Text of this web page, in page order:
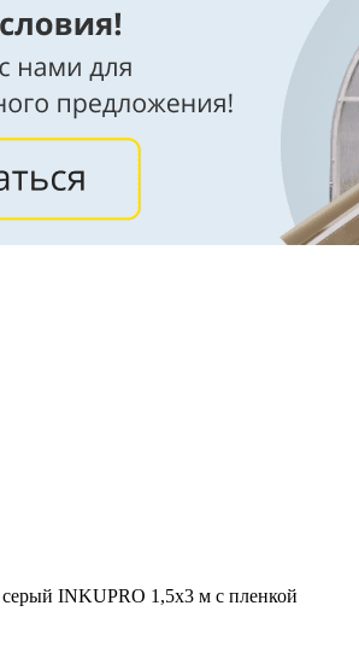
INKUPRO 1,5х3 м с пленкой